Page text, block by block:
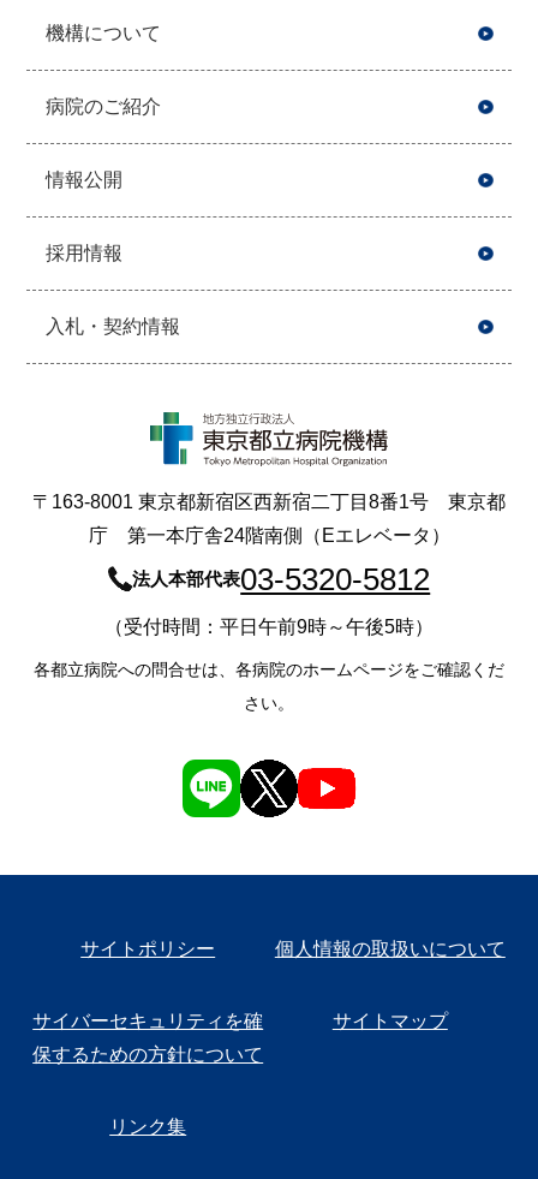
機構について
病院のご紹介
情報公開
採用情報
入札・契約情報
〒163-8001 東京都新宿区西新宿二丁目8番1号 東京都
庁 第一本庁舎24階南側（Eエレベータ）
法人本部代表03-5320-5812
（受付時間：平日午前9時～午後5時）
各都立病院への問合せは、各病院のホームページをご確認くだ
さい。
サイトポリシー 個人情報の取扱いについて
サイバーセキュリティを確
保するための方針について
サイトマップ
リンク集